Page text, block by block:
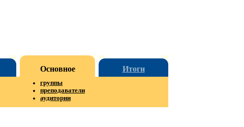
Основное Итоги
группы
преподаватели
аудитории